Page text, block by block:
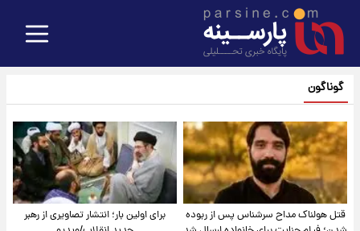
گوناگون
قتل هولناک مداح سرشناس پس از ربوده
برای اولین بار؛ انتشار تصاویری از رهبر